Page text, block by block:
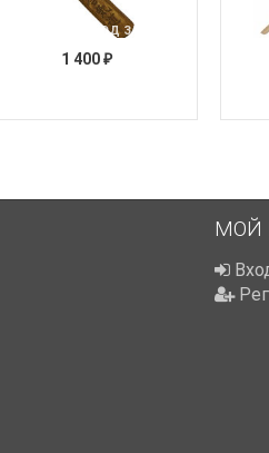
1 400 ₽
ПОД ЗАКАЗ
МОЙ